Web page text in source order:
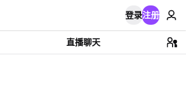
登录注册
直播聊天